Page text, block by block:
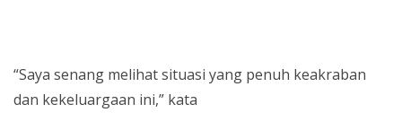
“Saya senang melihat situasi yang penuh keakraban
dan kekeluargaan ini,” kata